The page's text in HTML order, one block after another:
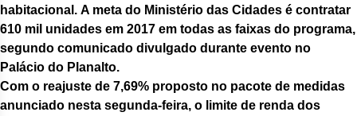
habitacional. A meta do Ministério das Cidades é contratar
610 mil unidades em 2017 em todas as faixas do programa,
segundo comunicado divulgado durante evento no
Palácio do Planalto.
Com o reajuste de 7,69% proposto no pacote de medidas
anunciado nesta segunda-feira, o limite de renda dos